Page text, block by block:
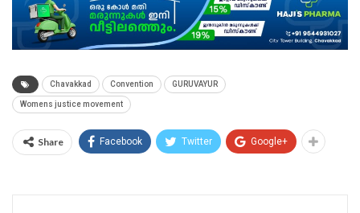
Chavakkad Convention GURUVAYUR
Womens justice movement
Share Facebook Twitter Google+